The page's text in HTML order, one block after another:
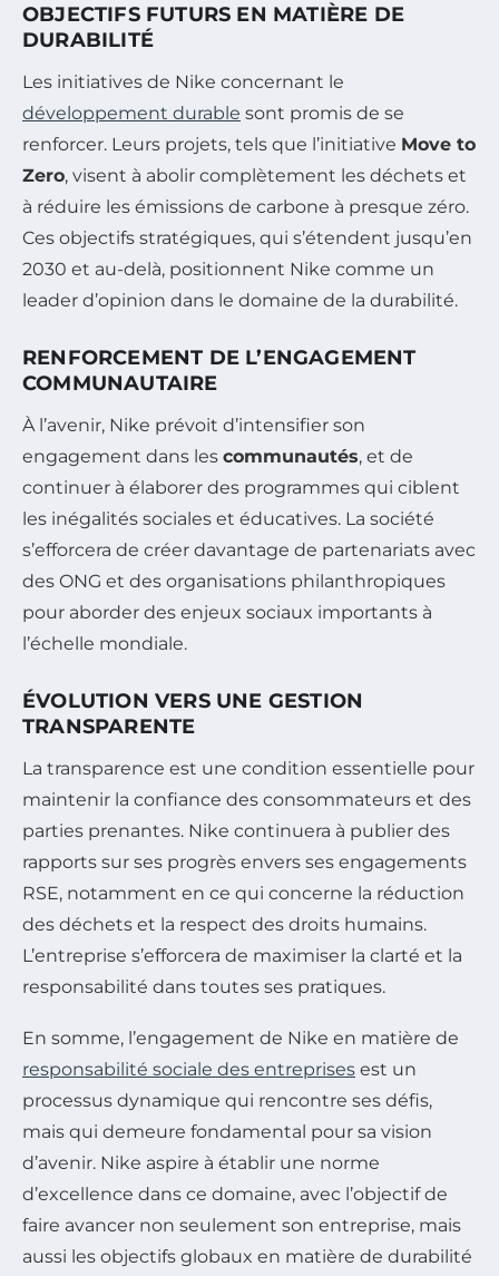
OBJECTIFS FUTURS EN MATIÈRE DE
DURABILITÉ
Les initiatives de Nike concernant le
développement durable sont promis de se
renforcer. Leurs projets, tels que l’initiative Move to
Zero, visent à abolir complètement les déchets et
à réduire les émissions de carbone à presque zéro.
Ces objectifs stratégiques, qui s’étendent jusqu’en
2030 et au-delà, positionnent Nike comme un
leader d’opinion dans le domaine de la durabilité.
RENFORCEMENT DE L’ENGAGEMENT
COMMUNAUTAIRE
À l’avenir, Nike prévoit d’intensifier son
engagement dans les communautés, et de
continuer à élaborer des programmes qui ciblent
les inégalités sociales et éducatives. La société
s’efforcera de créer davantage de partenariats avec
des ONG et des organisations philanthropiques
pour aborder des enjeux sociaux importants à
l’échelle mondiale.
ÉVOLUTION VERS UNE GESTION
TRANSPARENTE
La transparence est une condition essentielle pour
maintenir la confiance des consommateurs et des
parties prenantes. Nike continuera à publier des
rapports sur ses progrès envers ses engagements
RSE, notamment en ce qui concerne la réduction
des déchets et la respect des droits humains.
L’entreprise s’efforcera de maximiser la clarté et la
responsabilité dans toutes ses pratiques.
En somme, l’engagement de Nike en matière de
responsabilité sociale des entreprises est un
processus dynamique qui rencontre ses défis,
mais qui demeure fondamental pour sa vision
d’avenir. Nike aspire à établir une norme
d’excellence dans ce domaine, avec l’objectif de
faire avancer non seulement son entreprise, mais
aussi les objectifs globaux en matière de durabilité